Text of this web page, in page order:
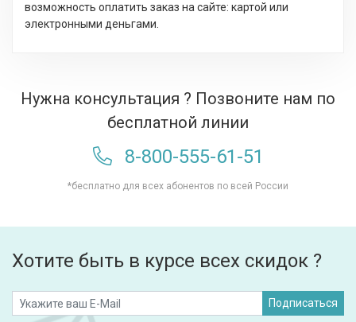
возможность оплатить заказ на сайте: картой или
электронными деньгами.
Нужна консультация ? Позвоните нам по
бесплатной линии
8-800-555-61-51
*бесплатно для всех абонентов по всей России
Хотите быть в курсе всех скидок ?
Подписаться